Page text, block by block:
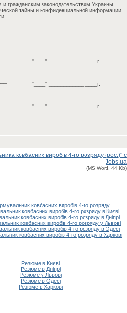
гражданским законодательством Украины.
тайны и конфиденциальной информации.
"____" ____________ ____г.
"____" ____________ ____г.
"____" ____________ ____г.
ковбасних виробів 4-го розряду (рос.)" с
Jobs.ua
(MS Word, 44 Kb)
ковбасних виробів 4-го розряду
ковбасних виробів 4-го розряду в Києві
ковбасних виробів 4-го розряду в Дніпрі
ковбасних виробів 4-го розряду у Львові
ковбасних виробів 4-го розряду в Одесі
ковбасних виробів 4-го розряду в Харкові
Резюме в Києві
Резюме в Дніпрі
Резюме у Львові
Резюме в Одесі
Резюме в Харкові